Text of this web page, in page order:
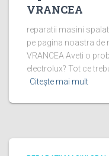
VRANCEA
reparatii masini
pe pagina noastra de
VRANCEA Aveti o
electrolux? Tot ce
Citește mai mult